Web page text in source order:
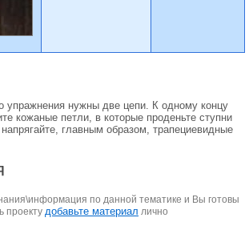
упражнения нужны две цепи. К одному концу
кожаные петли, в которые проденьте ступни
напрягайте, главным образом, трапециевидные
по данной тематике и Вы готовы
проекту добавьте материал лично